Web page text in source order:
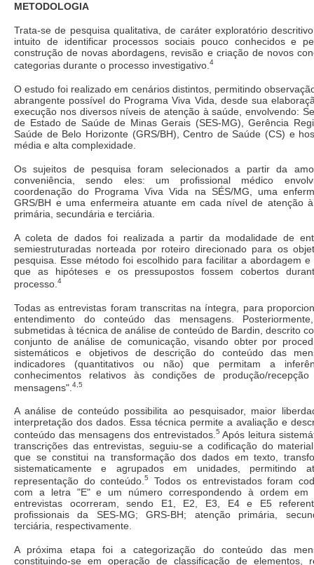
METODOLOGIA
Trata-se de pesquisa qualitativa, de caráter exploratório
intuito de identificar processos sociais pouco conhecidos e
construção de novas abordagens, revisão e criação de novos
categorias durante o processo investigativo. 4
O estudo foi realizado em cenários distintos, permitindo
abrangente possível do Programa Viva Vida, desde sua
execução nos diversos níveis de atenção à saúde, envolvendo:
de Estado de Saúde de Minas Gerais (SES-MG), Gerência
Saúde de Belo Horizonte (GRS/BH), Centro de Saúde (CS) e
média e alta complexidade.
Os sujeitos de pesquisa foram selecionados a partir da
conveniência, sendo eles: um profissional médico
coordenação do Programa Viva Vida na SÉS/MG, uma
GRS/BH e uma enfermeira atuante em cada nível de atenção
primária, secundária e terciária.
A coleta de dados foi realizada a partir da modalidade de
semiestruturadas norteada por roteiro direcionado para os
pesquisa. Esse método foi escolhido para facilitar a abordagem e
que as hipóteses e os pressupostos fossem cobertos
processo. 4
Todas as entrevistas foram transcritas na íntegra, para
entendimento do conteúdo das mensagens.
submetidas à técnica de análise de conteúdo de Bardin, descrito
conjunto de análise de comunicação, visando obter por
sistemáticos e objetivos de descrição do conteúdo das
indicadores (quantitativos ou não) que permitam a
conhecimentos relativos às condições de produção/recepção
mensagens". 4,5
A análise de conteúdo possibilita ao pesquisador, maior
interpretação dos dados. Essa técnica permite a avaliação e
conteúdo das mensagens dos entrevistados. 5 Após leitura
transcrições das entrevistas, seguiu-se a codificação do
que se constitui na transformação dos dados em texto,
sistematicamente e agrupados em unidades, permitindo
representação do conteúdo.5
Todos os entrevistados foram
com a letra "E" e um número correspondendo à ordem em
entrevistas ocorreram, sendo E1, E2, E3, E4 e E5
profissionais da SES-MG; GRS-BH; atenção primária,
terciária, respectivamente.
A próxima etapa foi a categorização do conteúdo das
constituindo-se em operação de classificação de elementos,